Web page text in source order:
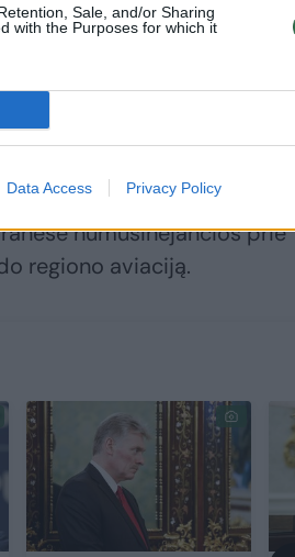
Sale, and/or Sharing
with the Purposes for which it
Data Access Privacy Policy
įspėjo, kad skrydžiai
pradinius paskirties oro
numušinėjančios prie
regiono aviaciją.